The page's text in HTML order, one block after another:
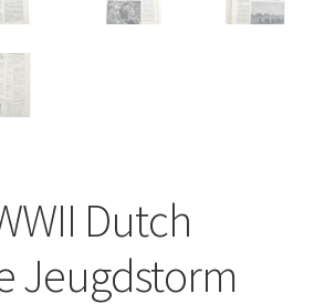
Dutch
Jeugdstorm